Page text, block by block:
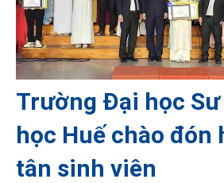
Trường Đại học
học Huế chào đón
tân sinh viên